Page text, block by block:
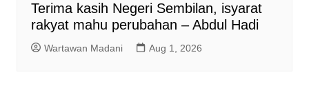
Terima kasih Negeri Sembilan, isyarat
rakyat mahu perubahan – Abdul Hadi
Wartawan Madani Aug 1, 2026